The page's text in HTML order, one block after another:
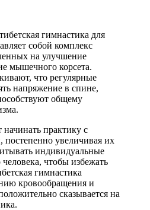
гимнастика для
собой комплекс
на улучшение
мышечного корсета.
что регулярные
напряжение в спине,
общему
практику с
увеличивая их
индивидуальные
чтобы избежать
гимнастика
кровообращения и
сказывается на